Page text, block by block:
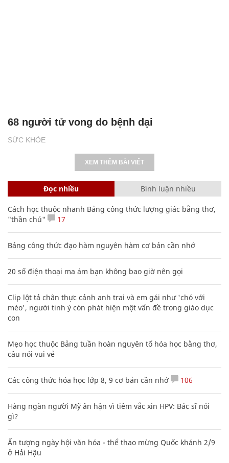
SỨC KHỎE
68 người tử vong do bệnh dại
XEM THÊM BÀI VIẾT
Đọc nhiều Bình luận nhiều
Cách học thuộc nhanh Bảng công thức lượng giác bằng thơ,
"thần chú"
17
Bảng công thức đạo hàm nguyên hàm cơ bản cần nhớ
20 số điện thoại ma ám bạn không bao giờ nên gọi
Clip lột tả chân thực cảnh anh trai và em gái như 'chó với
mèo', người tinh ý còn phát hiện một vấn đề trong giáo dục
con
Mẹo học thuộc Bảng tuần hoàn nguyên tố hóa học bằng thơ,
câu nói vui vẻ
Các công thức hóa học lớp 8, 9 cơ bản cần nhớ 106
Hàng ngàn người Mỹ ân hận vì tiêm vắc xin HPV: Bác sĩ nói
gì?
Ấn tượng ngày hội văn hóa - thể thao mừng Quốc khánh 2/9
ở Hải Hậu